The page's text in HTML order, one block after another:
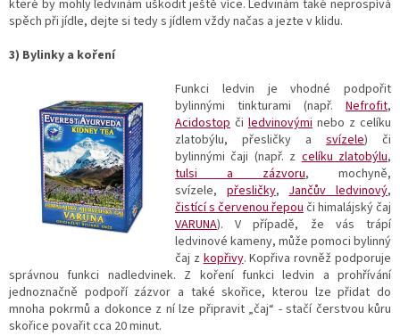
které by mohly ledvinám uškodit ještě více. Ledvinám také neprospívá
spěch při jídle, dejte si tedy s jídlem vždy načas a jezte v klidu.
3) Bylinky a koření
Funkci ledvin je vhodné podpořit
bylinnými tinkturami (např. Nefrofit,
Acidostop či ledvinovými nebo z celíku
zlatobýlu, přesličky a svízele) či
bylinnými čaji (např. z celíku zlatobýlu,
tulsi a zázvoru, mochyně,
svízele, přesličky, Jančův ledvinový,
čistící s červenou řepou či himalájský čaj
VARUNA). V případě, že vás trápí
ledvinové kameny, může pomoci bylinný
čaj z kopřivy. Kopřiva rovněž podporuje
správnou funkci nadledvinek. Z koření funkci ledvin a prohřívání
jednoznačně podpoří zázvor a také skořice, kterou lze přidat do
mnoha pokrmů a dokonce z ní lze připravit „čaj“ - stačí čerstvou kůru
skořice povařit cca 20 minut.